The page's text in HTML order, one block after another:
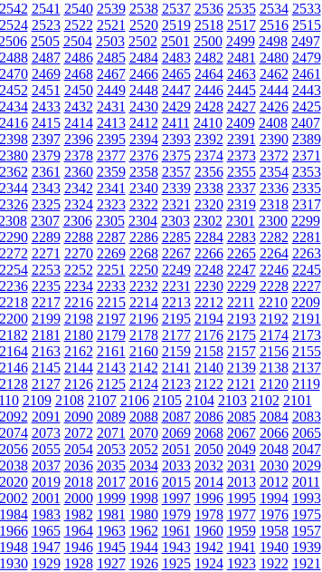
2542 2541 2540 2539 2538 2537 2536 2535 2534 2533
2524 2523 2522 2521 2520 2519 2518 2517 2516 2515
2506 2505 2504 2503 2502 2501 2500 2499 2498 2497
2488 2487 2486 2485 2484 2483 2482 2481 2480 2479
2470 2469 2468 2467 2466 2465 2464 2463 2462 2461
2452 2451 2450 2449 2448 2447 2446 2445 2444 2443
2434 2433 2432 2431 2430 2429 2428 2427 2426 2425
2416 2415 2414 2413 2412 2411 2410 2409 2408 2407
2398 2397 2396 2395 2394 2393 2392 2391 2390 2389
2380 2379 2378 2377 2376 2375 2374 2373 2372 2371
2362 2361 2360 2359 2358 2357 2356 2355 2354 2353
2344 2343 2342 2341 2340 2339 2338 2337 2336 2335
2326 2325 2324 2323 2322 2321 2320 2319 2318 2317
2308 2307 2306 2305 2304 2303 2302 2301 2300 2299
2290 2289 2288 2287 2286 2285 2284 2283 2282 2281
2272 2271 2270 2269 2268 2267 2266 2265 2264 2263
2254 2253 2252 2251 2250 2249 2248 2247 2246 2245
2236 2235 2234 2233 2232 2231 2230 2229 2228 2227
2218 2217 2216 2215 2214 2213 2212 2211 2210 2209
2200 2199 2198 2197 2196 2195 2194 2193 2192 2191
2182 2181 2180 2179 2178 2177 2176 2175 2174 2173
2164 2163 2162 2161 2160 2159 2158 2157 2156 2155
2146 2145 2144 2143 2142 2141 2140 2139 2138 2137
2128 2127 2126 2125 2124 2123 2122 2121 2120 2119
2109 2108 2107 2106 2105 2104 2103 2102 2101
2092 2091 2090 2089 2088 2087 2086 2085 2084 2083
2074 2073 2072 2071 2070 2069 2068 2067 2066 2065
2056 2055 2054 2053 2052 2051 2050 2049 2048 2047
2038 2037 2036 2035 2034 2033 2032 2031 2030 2029
2020 2019 2018 2017 2016 2015 2014 2013 2012 2011
2002 2001 2000 1999 1998 1997 1996 1995 1994 1993
1984 1983 1982 1981 1980 1979 1978 1977 1976 1975
1966 1965 1964 1963 1962 1961 1960 1959 1958 1957
1948 1947 1946 1945 1944 1943 1942 1941 1940 1939
1930 1929 1928 1927 1926 1925 1924 1923 1922 1921